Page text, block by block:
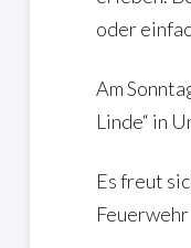
oder
Am
Linde“ in
Es freut